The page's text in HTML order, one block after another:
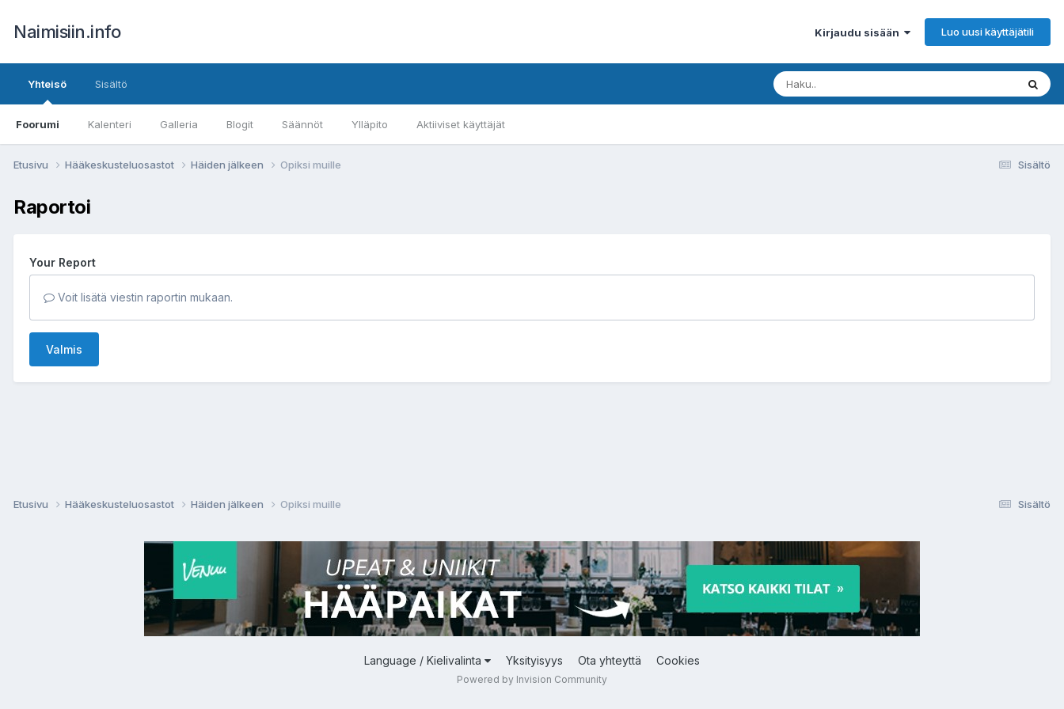
Naimisiin.info Kirjaudu sisään Luo uusi käyttäjätili
Yhteisö
Foorumi Kalenteri Galleria Blogit Säännöt Ylläpito Aktiiviset käyttäjät
Sisältö
Sisältö
Etusivu Hääkeskusteluosastot Häiden jälkeen Opiksi muille
Raportoi
Your Report
Voit lisätä viestin raportin mukaan.
Valmis
Sisältö
Etusivu Hääkeskusteluosastot Häiden jälkeen Opiksi muille
Language / Kielivalinta Yksityisyys Ota yhteyttä Cookies
Powered by Invision Community